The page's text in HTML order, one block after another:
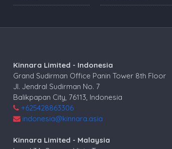
Kinnara Limited - Indonesia
Grand Sudirman Office Panin Tower 8th Floor
Jl. Jendral Sudirman No. 7
Balikpapan City, 76113, Indonesia
+625428863306
indonesia@kinnara.asia
Kinnara Limited - Malaysia